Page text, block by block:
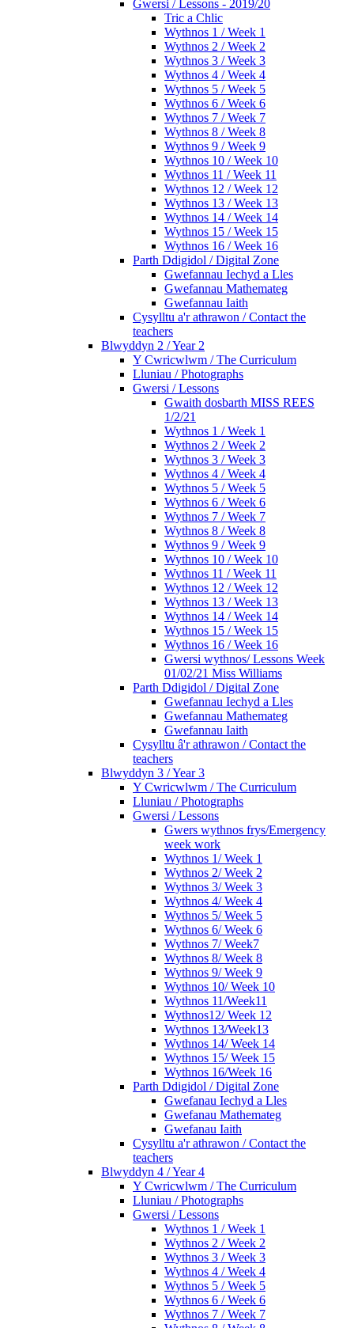
Gwersi / Lessons - 2019/20
Tric a Chlic
Wythnos 1 / Week 1
Wythnos 2 / Week 2
Wythnos 3 / Week 3
Wythnos 4 / Week 4
Wythnos 5 / Week 5
Wythnos 6 / Week 6
Wythnos 7 / Week 7
Wythnos 8 / Week 8
Wythnos 9 / Week 9
Wythnos 10 / Week 10
Wythnos 11 / Week 11
Wythnos 12 / Week 12
Wythnos 13 / Week 13
Wythnos 14 / Week 14
Wythnos 15 / Week 15
Wythnos 16 / Week 16
Parth Ddigidol / Digital Zone
Gwefannau Iechyd a Lles
Gwefannau Mathemateg
Gwefannau Iaith
Cysylltu a'r athrawon / Contact the
teachers
Blwyddyn 2 / Year 2
Y Cwricwlwm / The Curriculum
Lluniau / Photographs
Gwersi / Lessons
Gwaith dosbarth MISS REES
1/2/21
Wythnos 1 / Week 1
Wythnos 2 / Week 2
Wythnos 3 / Week 3
Wythnos 4 / Week 4
Wythnos 5 / Week 5
Wythnos 6 / Week 6
Wythnos 7 / Week 7
Wythnos 8 / Week 8
Wythnos 9 / Week 9
Wythnos 10 / Week 10
Wythnos 11 / Week 11
Wythnos 12 / Week 12
Wythnos 13 / Week 13
Wythnos 14 / Week 14
Wythnos 15 / Week 15
Wythnos 16 / Week 16
Gwersi wythnos/ Lessons Week
01/02/21 Miss Williams
Parth Ddigidol / Digital Zone
Gwefannau Iechyd a Lles
Gwefannau Mathemateg
Gwefannau Iaith
Cysylltu â'r athrawon / Contact the
teachers
Blwyddyn 3 / Year 3
Y Cwricwlwm / The Curriculum
Lluniau / Photographs
Gwersi / Lessons
Gwers wythnos frys/Emergency
week work
Wythnos 1/ Week 1
Wythnos 2/ Week 2
Wythnos 3/ Week 3
Wythnos 4/ Week 4
Wythnos 5/ Week 5
Wythnos 6/ Week 6
Wythnos 7/ Week7
Wythnos 8/ Week 8
Wythnos 9/ Week 9
Wythnos 10/ Week 10
Wythnos 11/Week11
Wythnos12/ Week 12
Wythnos 13/Week13
Wythnos 14/ Week 14
Wythnos 15/ Week 15
Wythnos 16/Week 16
Parth Ddigidol / Digital Zone
Gwefanau Iechyd a Lles
Gwefanau Mathemateg
Gwefanau Iaith
Cysylltu a'r athrawon / Contact the
teachers
Blwyddyn 4 / Year 4
Y Cwricwlwm / The Curriculum
Lluniau / Photographs
Gwersi / Lessons
Wythnos 1 / Week 1
Wythnos 2 / Week 2
Wythnos 3 / Week 3
Wythnos 4 / Week 4
Wythnos 5 / Week 5
Wythnos 6 / Week 6
Wythnos 7 / Week 7